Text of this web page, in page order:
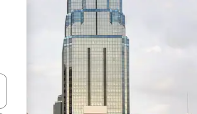
vya vishale vya juu na chini au uchunguze